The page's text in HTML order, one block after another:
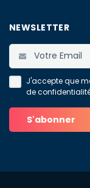
NEWSLETTER
J'accepte que
de